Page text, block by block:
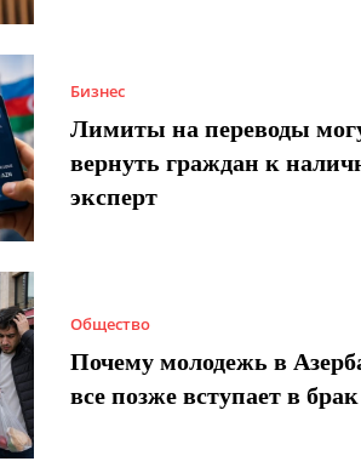
Бизнес
Лимиты на переводы
вернуть граждан к
эксперт
Общество
Почему молодежь в
все позже вступает в брак